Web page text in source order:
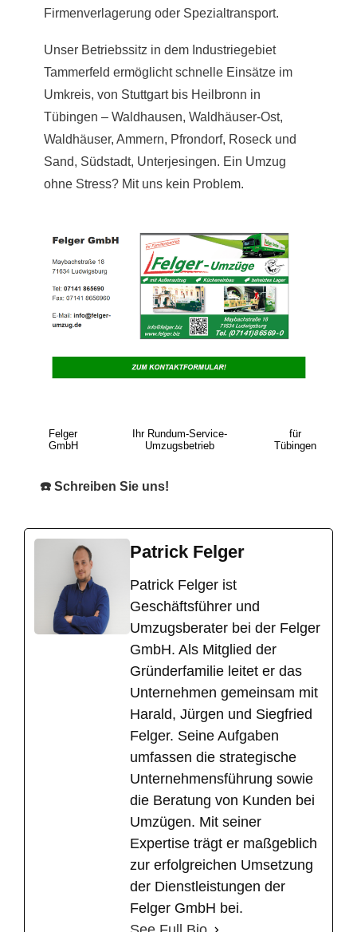
Firmenverlagerung oder Spezialtransport.
Unser Betriebssitz in dem Industriegebiet
Tammerfeld ermöglicht schnelle Einsätze im
Umkreis, von Stuttgartbis Heilbronn in
Tübingen – Waldhausen, Waldhäuser-Ost,
Waldhäuser, Ammern, Pfrondorf, Roseck und
Sand, Südstadt, Unterjesingen. Ein Umzug
ohne Stress? Mit uns kein Problem.
Felger
GmbH
Ihr Rundum-Service-
Umzugsbetrieb
für
Tübingen
☎️ Schreiben Sie uns!
Patrick Felger
​Patrick Felger ist
Geschäftsführer und
Umzugsberater bei der Felger
GmbH. Als Mitglied der
Gründerfamilie leitet er das
Unternehmen gemeinsam mit
Harald, Jürgen und Siegfried
Felger. Seine Aufgaben
umfassen die strategische
Unternehmensführung sowie
die Beratung von Kunden bei
Umzügen. Mit seiner
Expertise trägt er maßgeblich
zur erfolgreichen Umsetzung
der Dienstleistungen der
Felger GmbH bei.